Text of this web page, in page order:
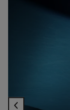
Previous